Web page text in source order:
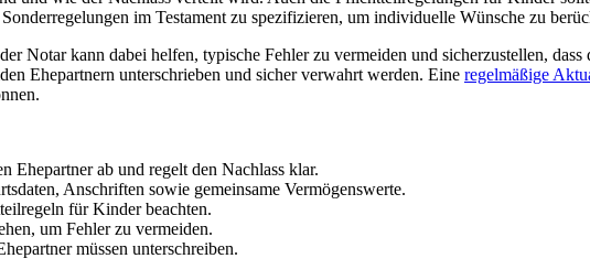
im Testament zu spezifizieren, um individuelle Wünsche zu
Notar kann dabei helfen, typische Fehler zu vermeiden und sicherzustellen,
Ehepartnern unterschrieben und sicher verwahrt werden. Eine regelmäßige
Ehepartner ab und regelt den Nachlass klar.
Anschriften sowie gemeinsame Vermögenswerte.
für Kinder beachten.
um Fehler zu vermeiden.
müssen unterschreiben.